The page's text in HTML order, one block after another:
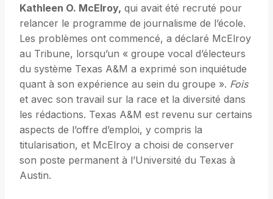
Kathleen O. McElroy, qui avait été recruté pour
relancer le programme de journalisme de l’école.
Les problèmes ont commencé, a déclaré McElroy
au Tribune, lorsqu’un « groupe vocal d’électeurs
du système Texas A&M a exprimé son inquiétude
quant à son expérience au sein du groupe ». Fois
et avec son travail sur la race et la diversité dans
les rédactions. Texas A&M est revenu sur certains
aspects de l’offre d’emploi, y compris la
titularisation, et McElroy a choisi de conserver
son poste permanent à l’Université du Texas à
Austin.